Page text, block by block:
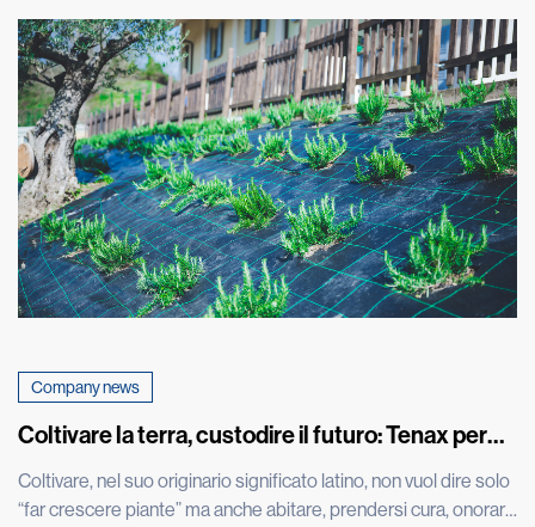
dall’incontro tra design, architettura e bisogno di […]
Company news
Coltivare la terra, custodire il futuro: Tenax per
Coltivare, nel suo originario significato latino, non vuol dire solo
“far crescere piante” ma anche abitare, prendersi cura, onorare